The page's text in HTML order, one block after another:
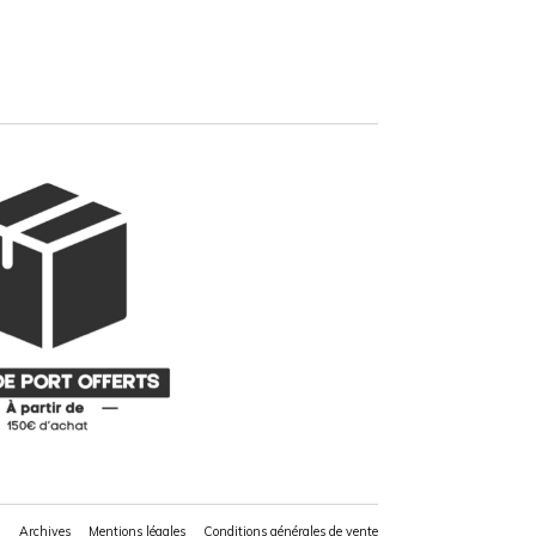
Archives Mentions légales Conditions générales de vente